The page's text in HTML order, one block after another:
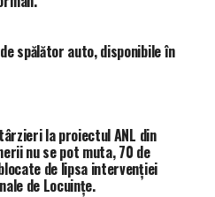
spălător auto, disponibile în
la proiectul ANL din
nu se pot muta, 70 de
de lipsa intervenției
de Locuințe.